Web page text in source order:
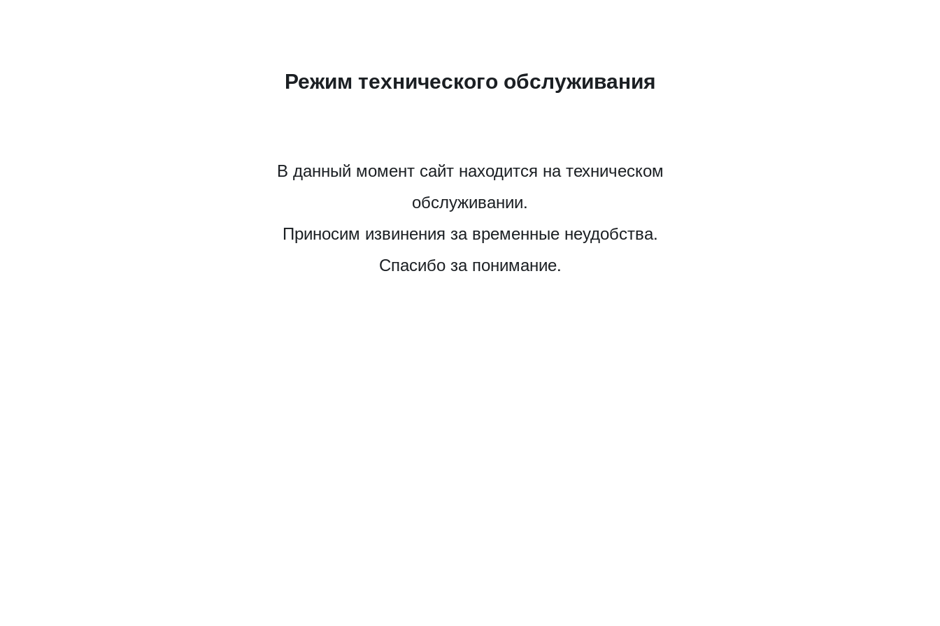
Режим технического обслуживания
В данный момент сайт находится на техническом
обслуживании.
Приносим извинения за временные неудобства.
Спасибо за понимание.